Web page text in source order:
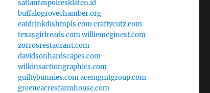
satlantaspolresklaten.id
buffalogrovechamber.org
eatdrinkdishmpls.comcraftycutz.com
texasgirlreads.comwilliemcginest.com
zorrosrestaurant.com
davidsonhardscapes.com
wilkinsactiongraphics.com
guiltybunnies.comacemgmtgroup.com
greeneacresfarmhouse.com